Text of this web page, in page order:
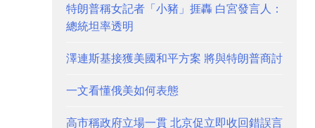
特朗普稱女記者「小豬」捱轟 白宮發言人：
總統坦率透明
澤連斯基接獲美國和平方案 將與特朗普商討
一文看懂俄美如何表態
高市稱政府立場一貫 北京促立即收回錯誤言